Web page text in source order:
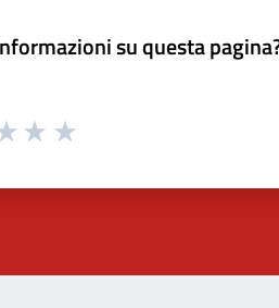
su questa